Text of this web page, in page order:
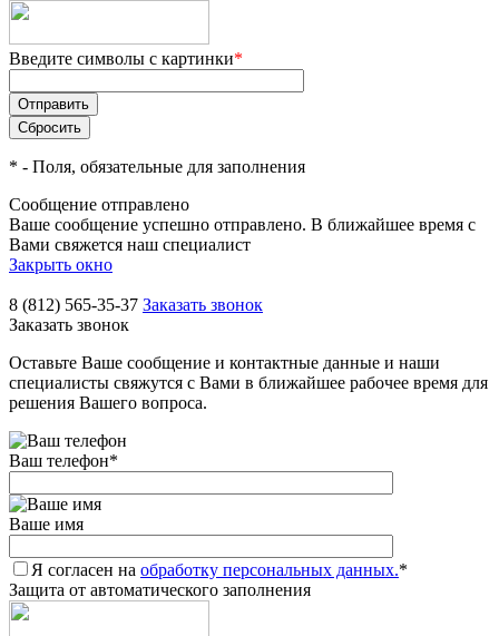
Введите символы с картинки*
* - Поля, обязательные для заполнения
Сообщение отправлено
Ваше сообщение успешно отправлено. В ближайшее время с
Вами свяжется наш специалист
Закрыть окно
8 (812) 565-35-37 Заказать звонок
Заказать звонок
Оставьте Ваше сообщение и контактные данные и наши
специалисты свяжутся с Вами в ближайшее рабочее время для
решения Вашего вопроса.
Ваш телефон*
Ваше имя
Я согласен на обработку персональных данных.*
Защита от автоматического заполнения